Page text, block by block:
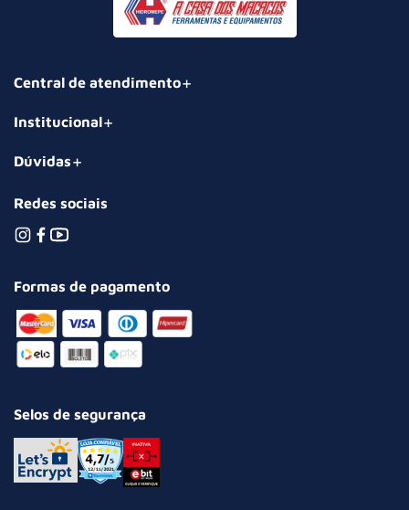
Central de atendimento
Institucional
Dúvidas
Redes sociais
Formas de pagamento
Selos de segurança